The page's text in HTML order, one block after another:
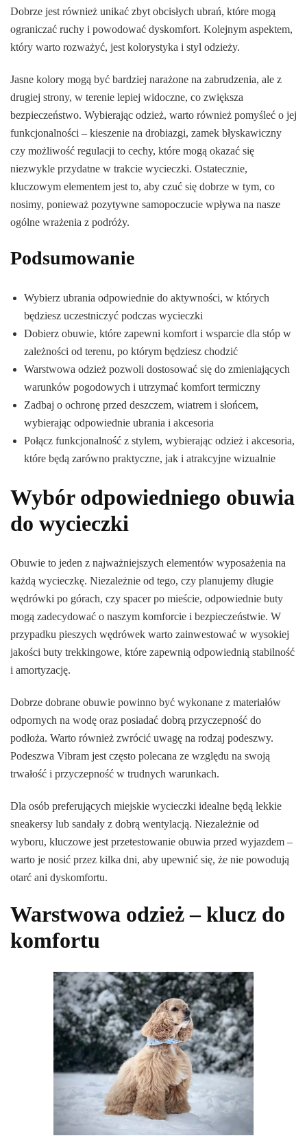
Dobrze jest również unikać zbyt obcisłych ubrań, które mogą
ograniczać ruchy i powodować dyskomfort. Kolejnym aspektem,
który warto rozważyć, jest kolorystyka i styl odzieży.
Jasne kolory mogą być bardziej narażone na zabrudzenia, ale z
drugiej strony, w terenie lepiej widoczne, co zwiększa
bezpieczeństwo. Wybierając odzież, warto również pomyśleć o jej
funkcjonalności – kieszenie na drobiazgi, zamek błyskawiczny
czy możliwość regulacji to cechy, które mogą okazać się
niezwykle przydatne w trakcie wycieczki. Ostatecznie,
kluczowym elementem jest to, aby czuć się dobrze w tym, co
nosimy, ponieważ pozytywne samopoczucie wpływa na nasze
ogólne wrażenia z podróży.
Podsumowanie
Wybierz ubrania odpowiednie do aktywności, w których
będziesz uczestniczyć podczas wycieczki
Dobierz obuwie, które zapewni komfort i wsparcie dla stóp w
zależności od terenu, po którym będziesz chodzić
Warstwowa odzież pozwoli dostosować się do zmieniających
warunków pogodowych i utrzymać komfort termiczny
Zadbaj o ochronę przed deszczem, wiatrem i słońcem,
wybierając odpowiednie ubrania i akcesoria
Połącz funkcjonalność z stylem, wybierając odzież i akcesoria,
które będą zarówno praktyczne, jak i atrakcyjne wizualnie
Wybór odpowiedniego obuwia
do wycieczki
Obuwie to jeden z najważniejszych elementów wyposażenia na
każdą wycieczkę. Niezależnie od tego, czy planujemy długie
wędrówki po górach, czy spacer po mieście, odpowiednie buty
mogą zadecydować o naszym komforcie i bezpieczeństwie. W
przypadku pieszych wędrówek warto zainwestować w wysokiej
jakości buty trekkingowe, które zapewnią odpowiednią stabilność
i amortyzację.
Dobrze dobrane obuwie powinno być wykonane z materiałów
odpornych na wodę oraz posiadać dobrą przyczepność do
podłoża. Warto również zwrócić uwagę na rodzaj podeszwy.
Podeszwa Vibram jest często polecana ze względu na swoją
trwałość i przyczepność w trudnych warunkach.
Dla osób preferujących miejskie wycieczki idealne będą lekkie
sneakersy lub sandały z dobrą wentylacją. Niezależnie od
wyboru, kluczowe jest przetestowanie obuwia przed wyjazdem –
warto je nosić przez kilka dni, aby upewnić się, że nie powodują
otarć ani dyskomfortu.
Warstwowa odzież – klucz do
komfortu